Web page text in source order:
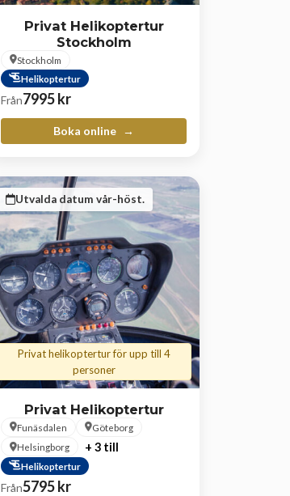
Privat Helikoptertur
Stockholm
Stockholm
Helikoptertur
Från7995kr
Boka online
Utvalda datum vår-höst.
Privat helikoptertur för upp till 4
personer
Privat Helikoptertur
Funäsdalen
Göteborg
Helsingborg
+ 3 till
Helikoptertur
Från5795kr